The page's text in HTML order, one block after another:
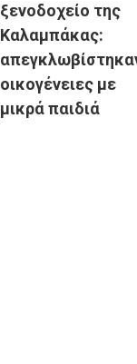
ξενοδοχείο της
Καλαμπάκας:
οικογένειες με
μικρά παιδιά